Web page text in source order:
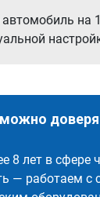
автомобиль на
8 лет в сфере
— работаем